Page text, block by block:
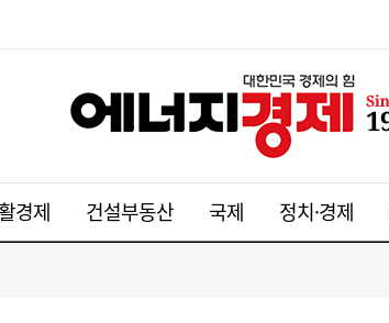
경제 건설부동산 국제 정치·경제